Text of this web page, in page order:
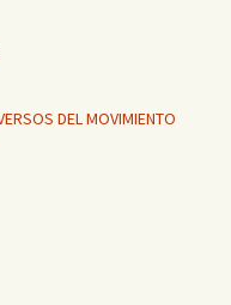
DEL MOVIMIENTO